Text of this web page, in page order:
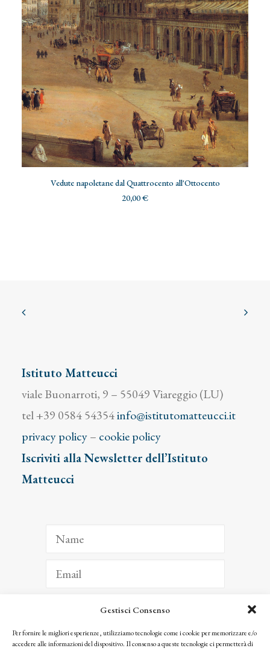
Gestisci Consenso
Per fornire le migliori esperienze, utilizziamo tecnologie come i cookie per memorizzare e/o
accedere alle informazioni del dispositivo. Il consenso a queste tecnologie ci permetterà di
AGGIUNGI AL CARRELLO
Vedute napoletane dal Quattrocento all'Ottocento
20,00€
Istituto Matteucci
viale Buonarroti, 9 – 55049 Viareggio (LU)
tel +39 0584 54354info@istitutomatteucci.it
privacy policy– cookie policy
Iscriviti alla Newsletter dell’Istituto
Matteucci
ISCRIVITI